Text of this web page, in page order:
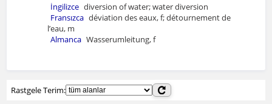
İngilizce diversion of water; water diversion
Fransızca déviation des eaux, f; détournement de
l’eau, m
Almanca Wasserumleitung, f
Rastgele Terim: